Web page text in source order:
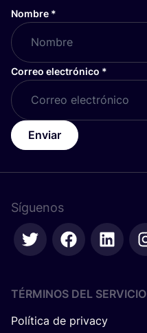
Nombre *
Correo electrónico *
Enviar
Síguenos
TÉRMINOS DEL SERVICIO
Política de privacy